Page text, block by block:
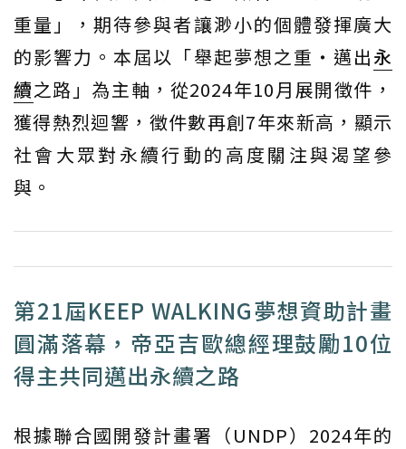
重量」，期待參與者讓渺小的個體發揮廣大
的影響力。本屆以「舉起夢想之重・邁出永
續之路」為主軸，從2024年10月展開徵件，
獲得熱烈迴響，徵件數再創7年來新高，顯示
社會大眾對永續行動的高度關注與渴望參
與。
第21屆KEEP WALKING夢想資助計畫
圓滿落幕，帝亞吉歐總經理鼓勵10位
得主共同邁出永續之路
根據聯合國開發計畫署（UNDP）2024年的